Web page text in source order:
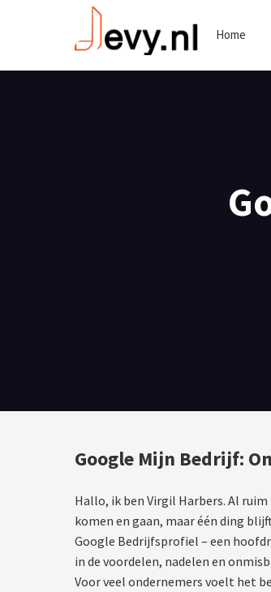
Home
Google Mijn Bedrijf:
Hallo, ik ben Virgil Harbers. Al
komen en gaan, maar één ding
Google Bedrijfsprofiel – een
in de voordelen, nadelen en
Voor veel ondernemers voelt het